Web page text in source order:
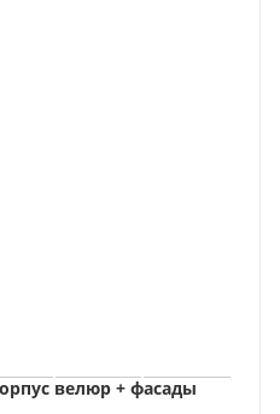
велюр + фасады